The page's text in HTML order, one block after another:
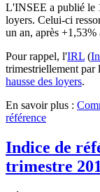
L'INSEE a publié le
loyers. Celui-ci
un an, après +1,53%
Pour rappel, l'IRL (
trimestriellement
hausse des loyers.
En savoir plus :
référence
Indice de
trimestre